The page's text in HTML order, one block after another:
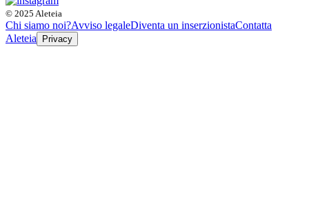
© 2025 Aleteia
Chi siamo noi?Avviso legaleDiventa un inserzionistaContatta
Aleteia
Privacy